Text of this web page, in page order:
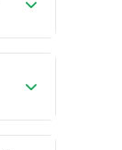
Art.